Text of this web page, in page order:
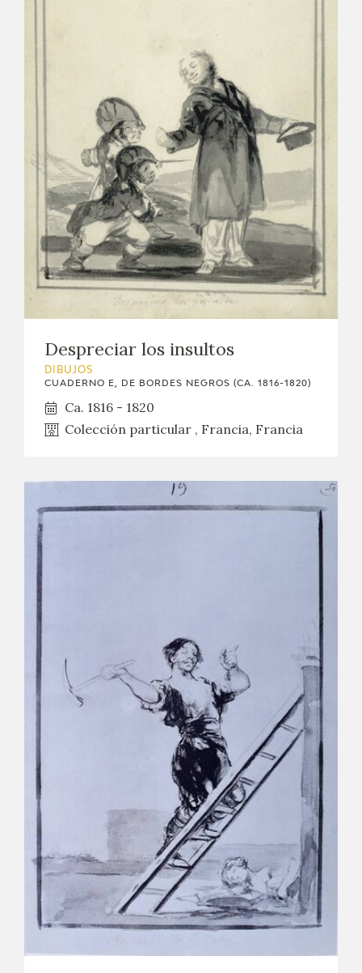
Despreciar los insultos
DIBUJOS
CUADERNO E, DE BORDES NEGROS (CA. 1816-1820)
Ca. 1816 - 1820
Colección particular , Francia, Francia